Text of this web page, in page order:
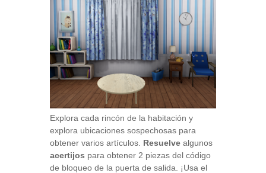
Explora cada rincón de la habitación y
explora ubicaciones sospechosas para
obtener varios artículos. Resuelve algunos
acertijos para obtener 2 piezas del código
de bloqueo de la puerta de salida. ¡Usa el